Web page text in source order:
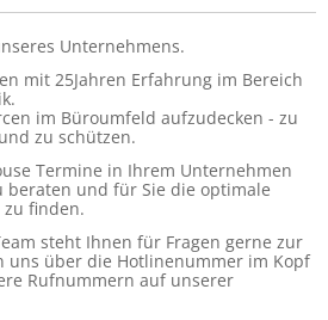
Unternehmens.
mit 25Jahren Erfahrung im Bereich
im Büroumfeld aufzudecken - zu
zu schützen.
Termine in Ihrem Unternehmen
beraten und für Sie die optimale
zu finden.
steht Ihnen für Fragen gerne zur
uns über die Hotlinenummer im Kopf
Rufnummern auf unserer